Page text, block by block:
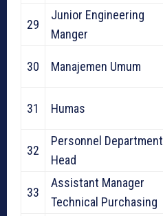
29
Junior Engineering
Manger
30 Manajemen Umum
31 Humas
32
Personnel Department
Head
33
Assistant Manager
Technical Purchasing